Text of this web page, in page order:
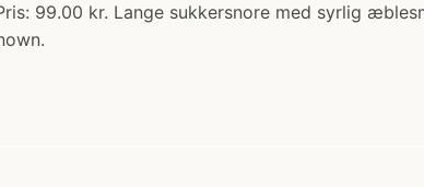
99.00 kr. Lange sukkersnore med syrlig